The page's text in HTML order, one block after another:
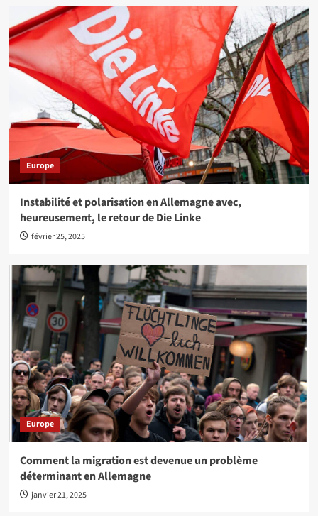
Europe
Instabilité et polarisation en Allemagne avec,
heureusement, le retour de Die Linke
février 25, 2025
Europe
Comment la migration est devenue un problème
déterminant en Allemagne
janvier 21, 2025